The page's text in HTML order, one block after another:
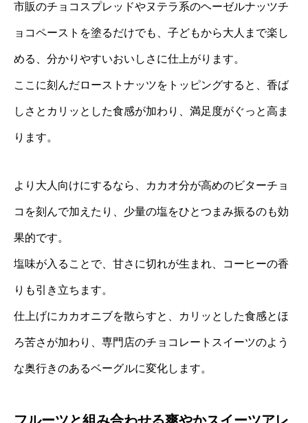
市販のチョコスプレッドやヌテラ系のヘーゼルナッツチ
ョコペーストを塗るだけでも、子どもから大人まで楽し
める、分かりやすいおいしさに仕上がります。
ここに刻んだローストナッツをトッピングすると、香ば
しさとカリッとした食感が加わり、満足度がぐっと高ま
ります。
より大人向けにするなら、カカオ分が高めのビターチョ
コを刻んで加えたり、少量の塩をひとつまみ振るのも効
果的です。
塩味が入ることで、甘さに切れが生まれ、コーヒーの香
りも引き立ちます。
仕上げにカカオニブを散らすと、カリッとした食感とほ
ろ苦さが加わり、専門店のチョコレートスイーツのよう
な奥行きのあるベーグルに変化します。